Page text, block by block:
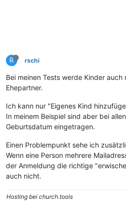
R rschi
Bei meinen Tests werde Kinder
Ehepartner.
Ich kann nur "Eigenes Kind
In meinem Beispiel sind aber bei
Geburtsdatum eingetragen.
Einen Problempunkt sehe ich
Wenn eine Person mehrere
der Anmeldung die richtige
auch nicht.
Hosting bei church.tools